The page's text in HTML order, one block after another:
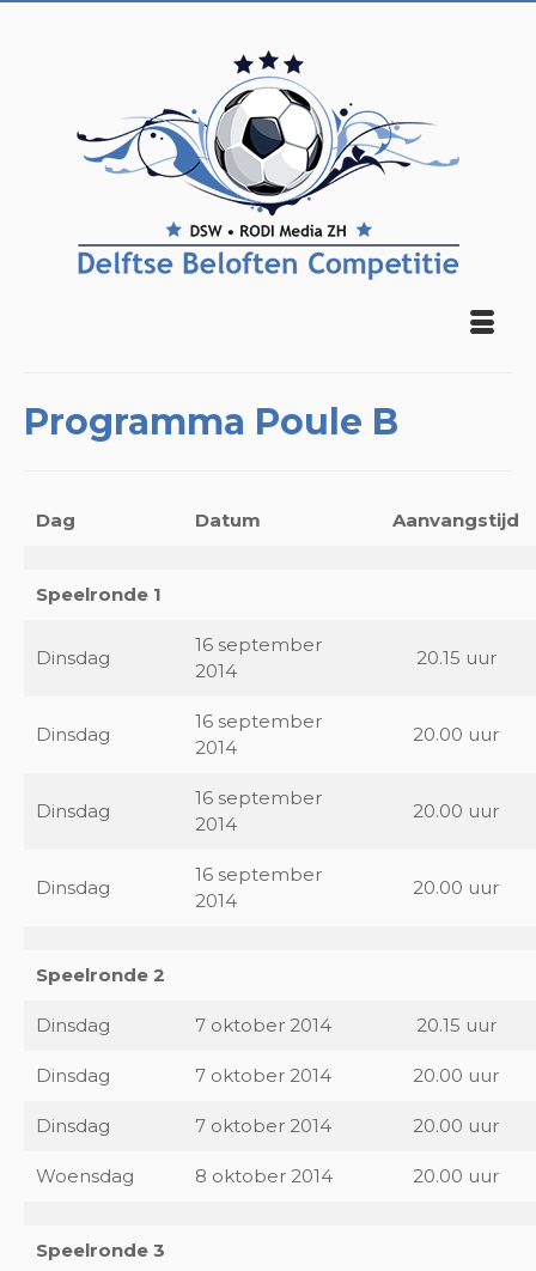
Programma Poule B
Dag Datum Aanvangstijd
Speelronde 1
Dinsdag
16 september
2014
20.15 uur
Dinsdag
16 september
2014
20.00 uur
Dinsdag
16 september
2014
20.00 uur
Dinsdag
16 september
2014
20.00 uur
Speelronde 2
Dinsdag 7 oktober 2014 20.15 uur
Dinsdag 7 oktober 2014 20.00 uur
Dinsdag 7 oktober 2014 20.00 uur
Woensdag 8 oktober 2014 20.00 uur
Speelronde 3